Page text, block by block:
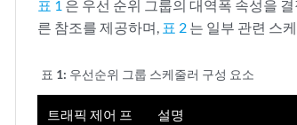
표 1 은 우선 순위 그룹의 대역폭 속성을
른 참조를 제공하며, 표 2 는 일부 관련 스
표 1: 우선순위 그룹 스케줄러 구성 요소
트래픽 제어 프
설명